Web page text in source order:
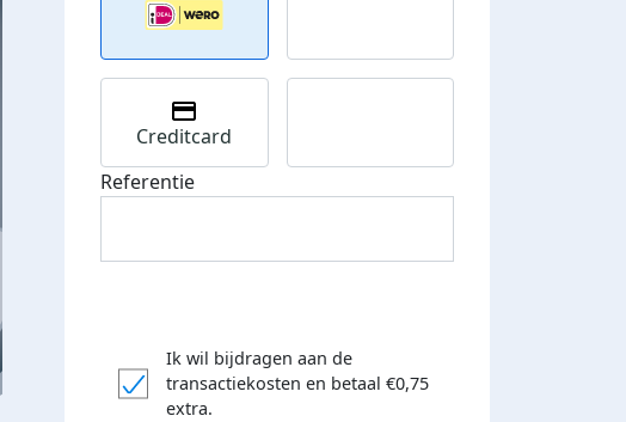
Creditcard
Referentie
Ik wil bijdragen aan de
transactiekosten en betaal €0,75
extra.